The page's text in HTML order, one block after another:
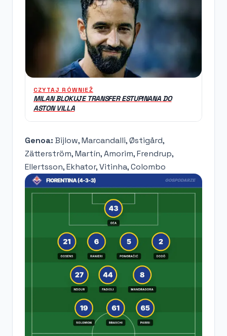
CZYTAJ RÓWNIEŻ
MILAN BLOKUJE TRANSFER ESTUPINANA DO
ASTON VILLA
Genoa: Bijlow, Marcandalli, Østigård,
Zätterström, Martín, Amorim, Frendrup,
Ellertsson, Ekhator, Vitinha, Colombo